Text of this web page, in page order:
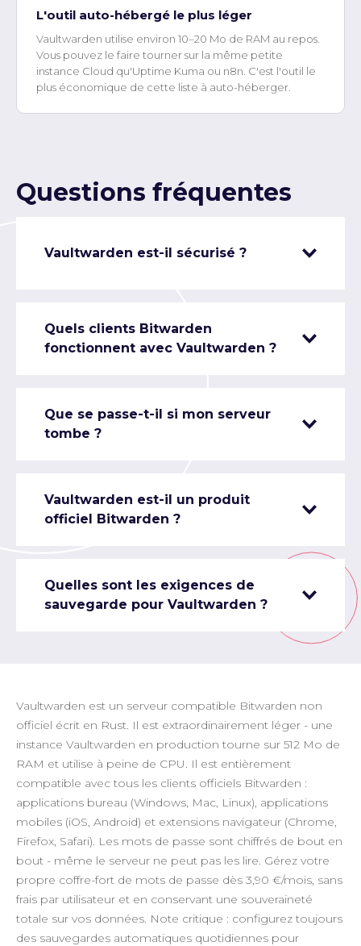
L'outil auto-hébergé le plus léger
Vaultwarden utilise environ 10–20 Mo de RAM au repos.
Vous pouvez le faire tourner sur la même petite
instance Cloud qu'Uptime Kuma ou n8n. C'est l'outil le
plus économique de cette liste à auto-héberger.
Questions fréquentes
Vaultwarden est-il sécurisé ?
Quels clients Bitwarden
fonctionnent avec Vaultwarden ?
Que se passe-t-il si mon serveur
tombe ?
Vaultwarden est-il un produit
officiel Bitwarden ?
Quelles sont les exigences de
sauvegarde pour Vaultwarden ?
Vaultwarden est un serveur compatible Bitwarden non
officiel écrit en Rust. Il est extraordinairement léger - une
instance Vaultwarden en production tourne sur 512 Mo de
RAM et utilise à peine de CPU. Il est entièrement
compatible avec tous les clients officiels Bitwarden :
applications bureau (Windows, Mac, Linux), applications
mobiles (iOS, Android) et extensions navigateur (Chrome,
Firefox, Safari). Les mots de passe sont chiffrés de bout en
bout - même le serveur ne peut pas les lire. Gérez votre
propre coffre-fort de mots de passe dès 3,90 €/mois, sans
frais par utilisateur et en conservant une souveraineté
totale sur vos données. Note critique : configurez toujours
des sauvegardes automatiques quotidiennes pour